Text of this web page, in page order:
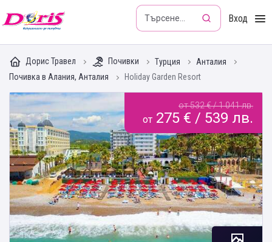
Doris - Изкушението да пътуваш Вход
Дорис Травел Почивки Турция
Анталия
Почивка в Алания, Анталия
Holiday Garden Resort
от 532 € / 1 041 лв.
от 275 € / 539 лв.